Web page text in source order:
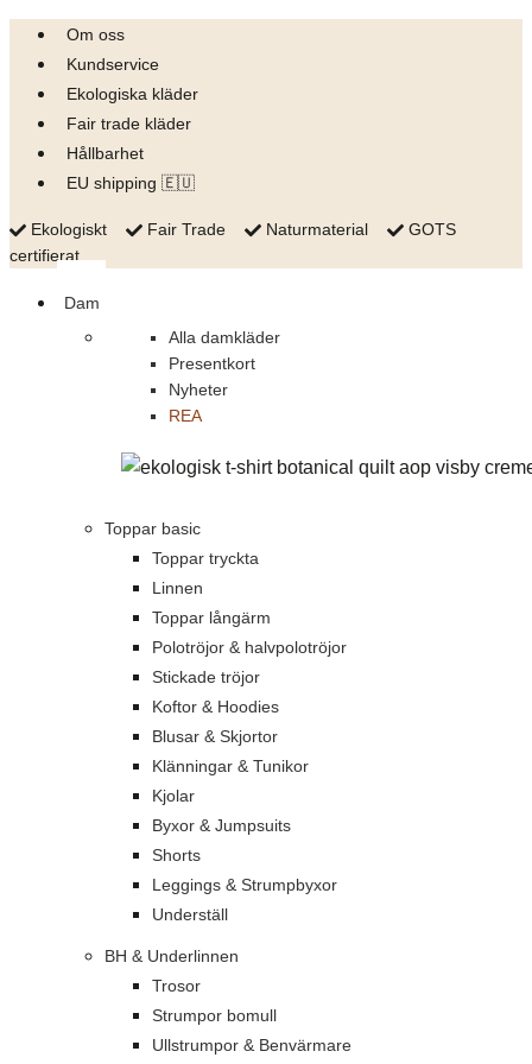
Skip
content
Om oss
Kundservice
Ekologiska kläder
Fair trade kläder
Hållbarhet
EU shipping 🇪🇺
Ekologiskt Fair Trade Naturmaterial
GOTS
certifierat
Dam
Alla damkläder
Presentkort
Nyheter
REA
Toppar basic
Toppar tryckta
Linnen
Toppar långärm
Polotröjor & halvpolotröjor
Stickade tröjor
Koftor & Hoodies
Blusar & Skjortor
Klänningar & Tunikor
Kjolar
Byxor & Jumpsuits
Shorts
Leggings & Strumpbyxor
Underställ
BH & Underlinnen
Trosor
Strumpor bomull
Ullstrumpor & Benvärmare